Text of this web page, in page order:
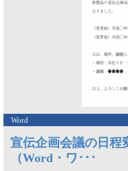
Word
宣伝企画会議の日程
（Word・ワ･･･